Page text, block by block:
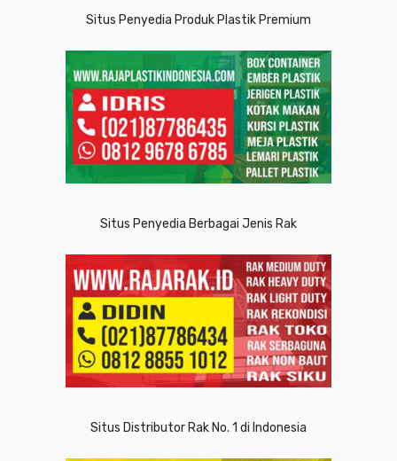
Situs Penyedia Produk Plastik Premium
Situs Penyedia Berbagai Jenis Rak
Situs Distributor Rak No. 1 di Indonesia